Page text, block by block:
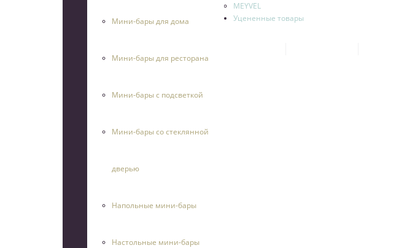
Мини-бары для дома
Мини-бары для ресторана
Мини-бары с подсветкой
Мини-бары со стеклянной
дверью
Напольные мини-бары
Настольные мини-бары
MEYVEL
Уцененные товары